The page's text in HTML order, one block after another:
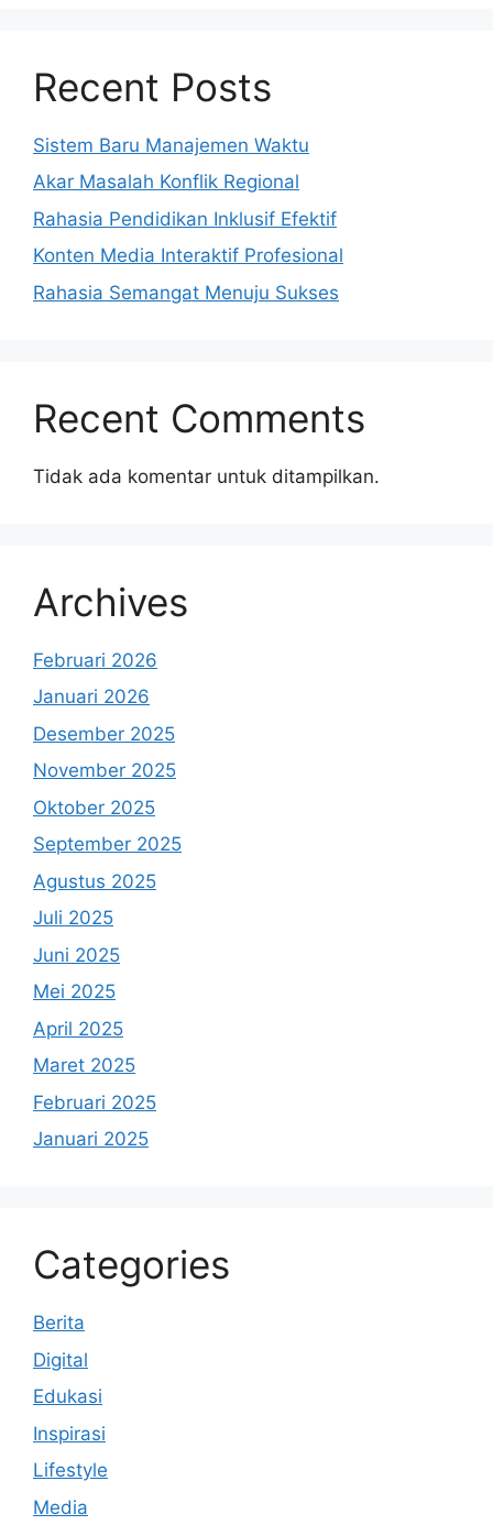
Recent Posts
Sistem Baru Manajemen Waktu
Akar Masalah Konflik Regional
Rahasia Pendidikan Inklusif Efektif
Konten Media Interaktif Profesional
Rahasia Semangat Menuju Sukses
Recent Comments
Tidak ada komentar untuk ditampilkan.
Archives
Februari 2026
Januari 2026
Desember 2025
November 2025
Oktober 2025
September 2025
Agustus 2025
Juli 2025
Juni 2025
Mei 2025
April 2025
Maret 2025
Februari 2025
Januari 2025
Categories
Berita
Digital
Edukasi
Inspirasi
Lifestyle
Media